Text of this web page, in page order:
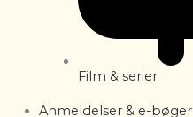
Film & serier
Anmeldelser & e-bøger